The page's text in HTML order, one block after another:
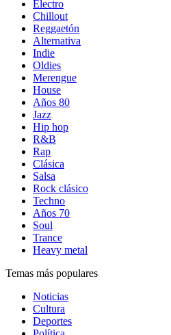
Electro
Chillout
Reggaetón
Alternativa
Indie
Oldies
Merengue
House
Años 80
Jazz
Hip hop
R&B
Rap
Clásica
Salsa
Rock clásico
Techno
Años 70
Soul
Trance
Heavy metal
Temas más populares
Noticias
Cultura
Deportes